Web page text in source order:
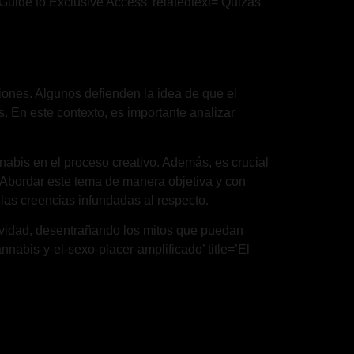
Algunos defienden la idea de que el
En este contexto, es importante analizar
en el proceso creativo. Además, es crucial
este tema de manera objetiva y con
creencias infundadas al respecto.
desentrañando los mitos que puedan
y-el-sexo-placer-amplificado’ title=’El